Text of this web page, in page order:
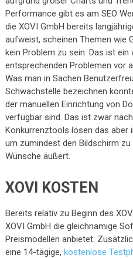
Performance gibt es am SEO
die XOVI GmbH bereits
aufweist, scheinen Themen wie
kein Problem zu sein. Das ist
entsprechenden Problemen vor
Was man in Sachen
Schwachstelle bezeichnen
der manuellen Einrichtung von
verfügbar sind. Das ist zwar
Konkurrenztools lösen das aber
um zumindest den Bildschirm
Wünsche äußert.
XOVI KOSTEN
Bereits relativ zu Beginn des
XOVI GmbH die gleichnamige
Preismodellen anbietet.
eine 14-tägige, kostenlose